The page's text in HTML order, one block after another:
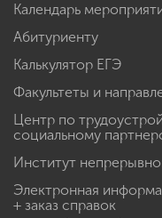
Календарь
Абитуриенту
Калькулятор ЕГЭ
Факультеты и
Центр по
социальному
Институт
Электронная
+ заказ справок